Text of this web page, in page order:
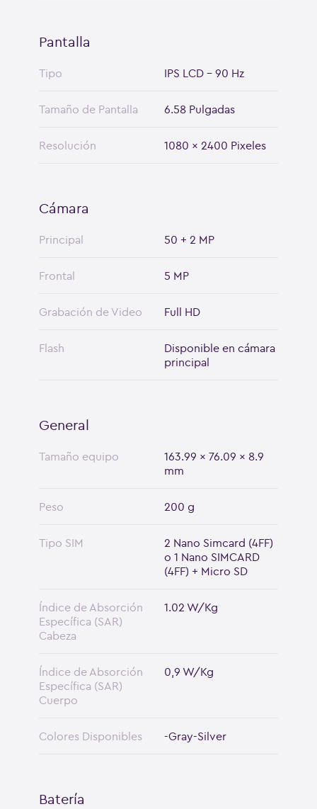
Pantalla
Tipo IPS LCD - 90 Hz
Tamaño de Pantalla 6.58 Pulgadas
Resolución 1080 x 2400 Pixeles
Cámara
Principal 50 + 2 MP
Frontal 5 MP
Grabación de Video Full HD
Flash
Disponible en cámara
principal
General
Tamaño equipo
163.99 x 76.09 x 8.9
mm
Peso 200 g
Tipo SIM
2 Nano Simcard (4FF)
o 1 Nano SIMCARD
(4FF) + Micro SD
Índice de Absorción
Específica (SAR)
Cabeza
1.02 W/Kg
Índice de Absorción
Específica (SAR)
Cuerpo
0,9 W/Kg
Colores Disponibles -Gray-Silver
Batería